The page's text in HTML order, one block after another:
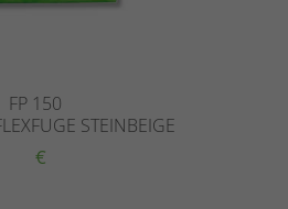
FP 150
STEINBEIGE
€